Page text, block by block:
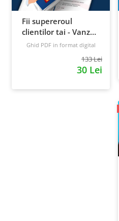
Fii supereroul
clientilor tai - Vanzari
pe pilot automat
Ghid PDF in format digital
133 Lei
30 Lei